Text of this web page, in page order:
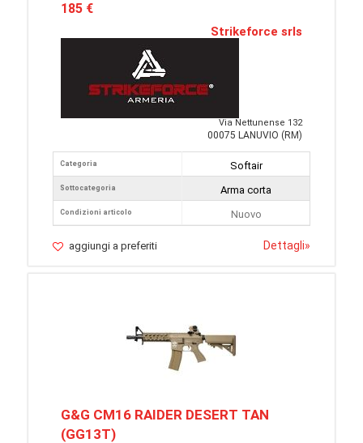
185 €
Strikeforce srls
Via Nettunense 132
00075 LANUVIO (RM)
Categoria
Sottocategoria
Condizioni articolo
Softair
Arma corta
Nuovo
aggiungi a preferiti Dettagli»
G&G CM16 RAIDER DESERT TAN
(GG13T)